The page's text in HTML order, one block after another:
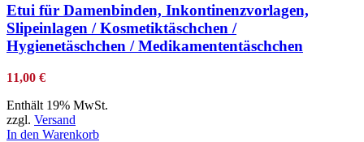
Etui für Damenbinden, Inkontinenzvorlagen,
Slipeinlagen / Kosmetiktäschchen /
Hygienetäschchen / Medikamententäschchen
11,00 €
Enthält 19% MwSt.
zzgl. Versand
In den Warenkorb